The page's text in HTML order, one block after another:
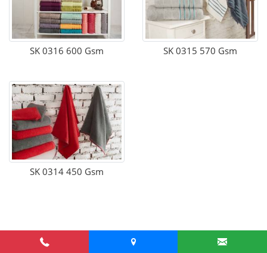
SK 0316 600 Gsm SK 0315 570 Gsm
SK 0314 450 Gsm